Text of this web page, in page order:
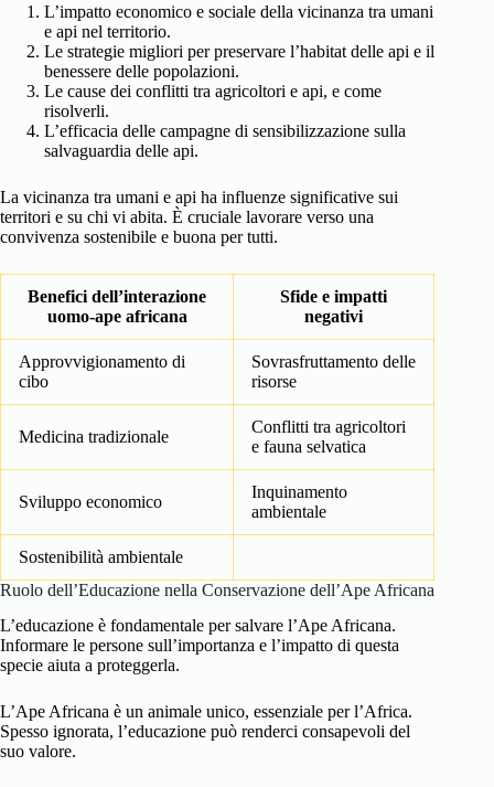
L’impatto economico e sociale della vicinanza tra umani
e api nel territorio.
Le strategie migliori per preservare l’habitat delle api e il
benessere delle popolazioni.
Le cause dei conflitti tra agricoltori e api, e come
risolverli.
L’efficacia delle campagne di sensibilizzazione sulla
salvaguardia delle api.
La vicinanza tra umani e api ha influenze significative sui
territori e su chi vi abita. È cruciale lavorare verso una
convivenza sostenibile e buona per tutti.
Benefici dell’interazione
uomo-ape africana
Sfide e impatti
negativi
Approvvigionamento di
cibo
Sovrasfruttamento delle
risorse
Medicina tradizionale
Conflitti tra agricoltori
e fauna selvatica
Sviluppo economico
Inquinamento
ambientale
Sostenibilità ambientale
Ruolo dell’Educazione nella Conservazione dell’Ape Africana
L’educazione è fondamentale per salvare l’Ape Africana.
Informare le persone sull’importanza e l’impatto di questa
specie aiuta a proteggerla.
L’Ape Africana è un animale unico, essenziale per l’Africa.
Spesso ignorata, l’educazione può renderci consapevoli del
suo valore.